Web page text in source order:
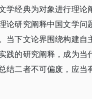
学经典为对象进行理论
论研究阐释中国文学问
当下文论界围绕构建自
践的研究阐释，成为当
结二者不可偏废，应当